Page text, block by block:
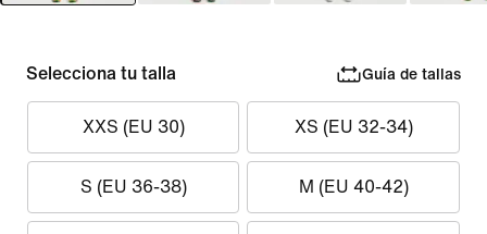
Selecciona tu talla Guía de tallas
XXS (EU 30) XS (EU 32-34)
S (EU 36-38) M (EU 40-42)